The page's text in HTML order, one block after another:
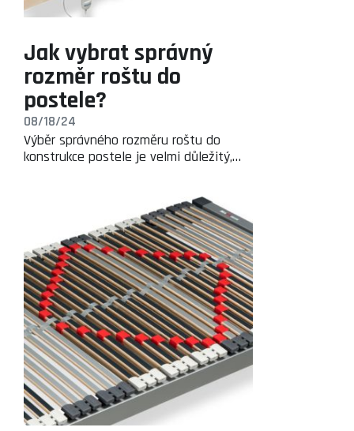
Jak vybrat správný
rozměr roštu do
postele?
08/18/24
Výběr správného rozměru roštu do
konstrukce postele je velmi důležitý,…